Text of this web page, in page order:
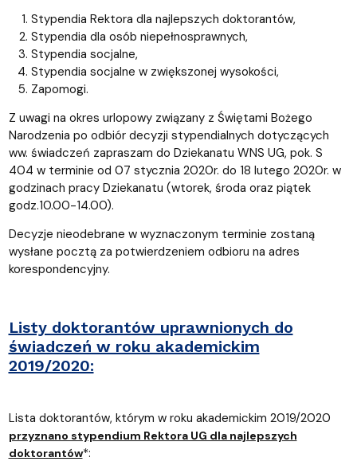
Stypendia Rektora dla najlepszych doktorantów,
Stypendia dla osób niepełnosprawnych,
Stypendia socjalne,
Stypendia socjalne w zwiększonej wysokości,
Zapomogi.
Z uwagi na okres urlopowy związany z Świętami Bożego
Narodzenia po odbiór decyzji stypendialnych dotyczących
ww. świadczeń zapraszam do Dziekanatu WNS UG, pok. S
404 w terminie od 07 stycznia 2020r. do 18 lutego 2020r. w
godzinach pracy Dziekanatu (wtorek, środa oraz piątek
godz.10.00-14.00).
Decyzje nieodebrane w wyznaczonym terminie zostaną
wysłane pocztą za potwierdzeniem odbioru na adres
korespondencyjny.
Listy doktorantów uprawnionych do
świadczeń w roku akademickim
2019/2020:
Lista doktorantów, którym w roku akademickim 2019/2020
przyznano stypendium Rektora UG dla najlepszych
doktorantów*: